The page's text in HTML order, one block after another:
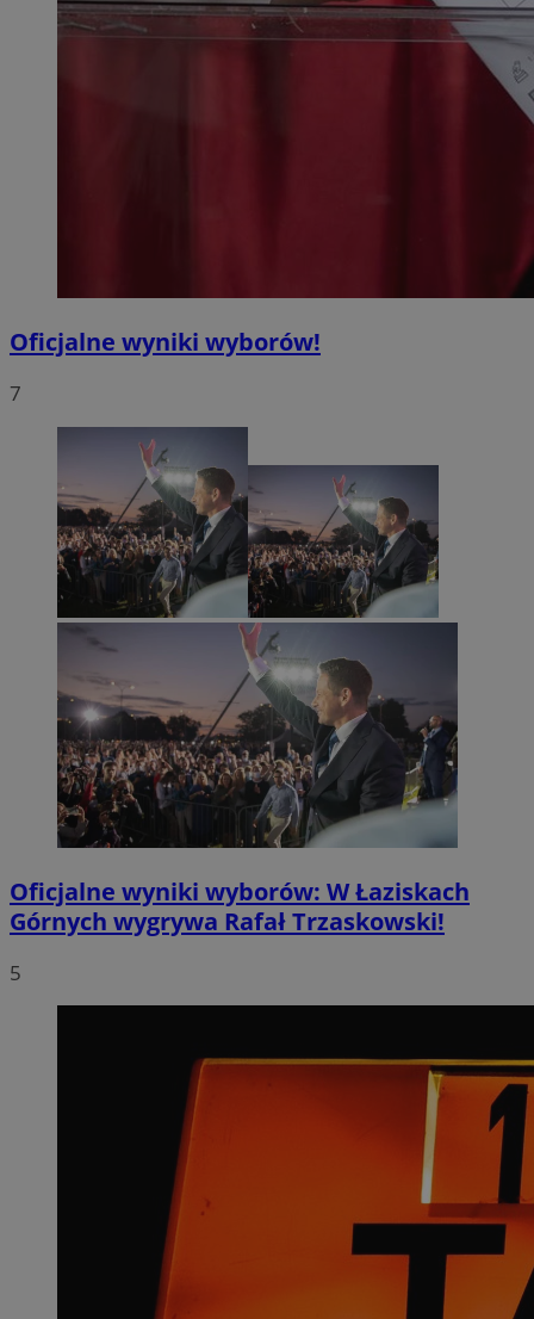
Oficjalne wyniki wyborów!
7
Oficjalne wyniki wyborów: W Łaziskach
Górnych wygrywa Rafał Trzaskowski!
5